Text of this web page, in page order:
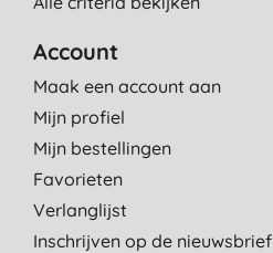
Account
Maak een account aan
Mijn profiel
Mijn bestellingen
Favorieten
Verlanglijst
Inschrijven op de nieuwsbrief